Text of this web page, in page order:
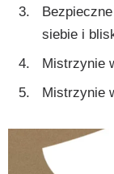
siebie i
Mistrzynie
Mistrzynie